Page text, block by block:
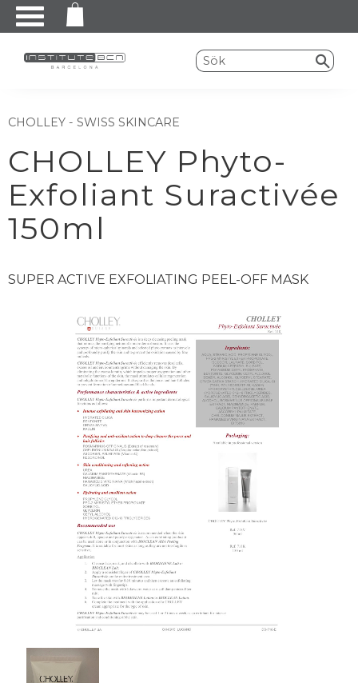
Meny
CHOLLEY - SWISS SKINCARE
CHOLLEY Phyto-
Exfoliant Suractivée
150ml
SUPER ACTIVE EXFOLIATING PEEL-OFF MASK